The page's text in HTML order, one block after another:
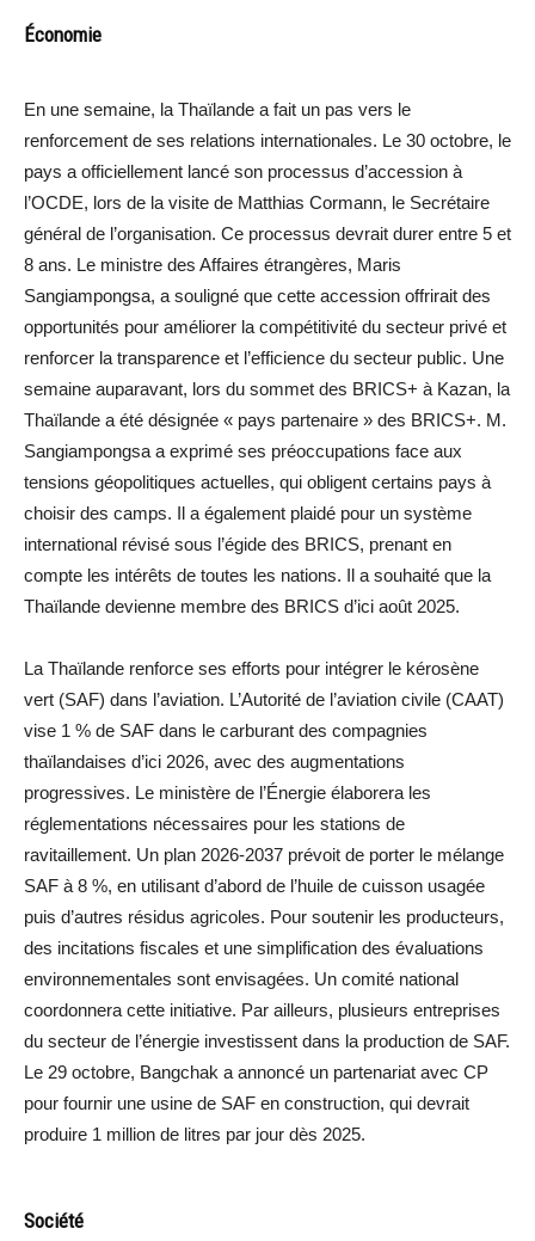
Économie
En une semaine, la Thaïlande a fait un pas vers le
renforcement de ses relations internationales. Le 30 octobre, le
pays a officiellement lancé son processus d’accession à
l’OCDE, lors de la visite de Matthias Cormann, le Secrétaire
général de l’organisation. Ce processus devrait durer entre 5 et
8 ans. Le ministre des Affaires étrangères, Maris
Sangiampongsa, a souligné que cette accession offrirait des
opportunités pour améliorer la compétitivité du secteur privé et
renforcer la transparence et l’efficience du secteur public. Une
semaine auparavant, lors du sommet des BRICS+ à Kazan, la
Thaïlande a été désignée « pays partenaire » des BRICS+. M.
Sangiampongsa a exprimé ses préoccupations face aux
tensions géopolitiques actuelles, qui obligent certains pays à
choisir des camps. Il a également plaidé pour un système
international révisé sous l’égide des BRICS, prenant en
compte les intérêts de toutes les nations. Il a souhaité que la
Thaïlande devienne membre des BRICS d’ici août 2025.
La Thaïlande renforce ses efforts pour intégrer le kérosène
vert (SAF) dans l’aviation. L’Autorité de l’aviation civile (CAAT)
vise 1 % de SAF dans le carburant des compagnies
thaïlandaises d’ici 2026, avec des augmentations
progressives. Le ministère de l’Énergie élaborera les
réglementations nécessaires pour les stations de
ravitaillement. Un plan 2026-2037 prévoit de porter le mélange
SAF à 8 %, en utilisant d’abord de l’huile de cuisson usagée
puis d’autres résidus agricoles. Pour soutenir les producteurs,
des incitations fiscales et une simplification des évaluations
environnementales sont envisagées. Un comité national
coordonnera cette initiative. Par ailleurs, plusieurs entreprises
du secteur de l’énergie investissent dans la production de SAF.
Le 29 octobre, Bangchak a annoncé un partenariat avec CP
pour fournir une usine de SAF en construction, qui devrait
produire 1 million de litres par jour dès 2025.
Société